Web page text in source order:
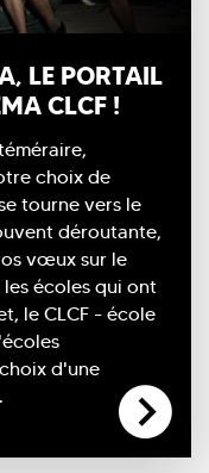
LE PORTAIL
CLCF !
choix de
tourne vers le
déroutante,
vœux sur le
écoles qui ont
le CLCF - école
d'une